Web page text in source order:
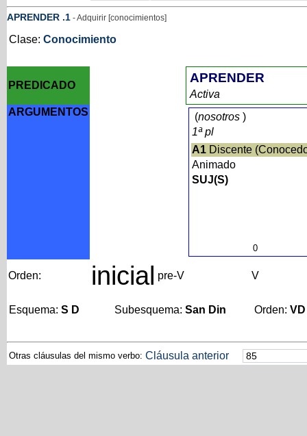
APRENDER .1- Adquirir [conocimientos]
Clase: Conocimiento
PREDICADO
APRENDER
Activa
ARGUMENTOS
(nosotros)
1ª pl
A1Discente
Animado
SUJ(S)
0
Orden: inicial pre-V V
Esquema: S D Subesquema: San Din Orden: VD
Otras cláusulas del mismo verbo: Cláusula anterior